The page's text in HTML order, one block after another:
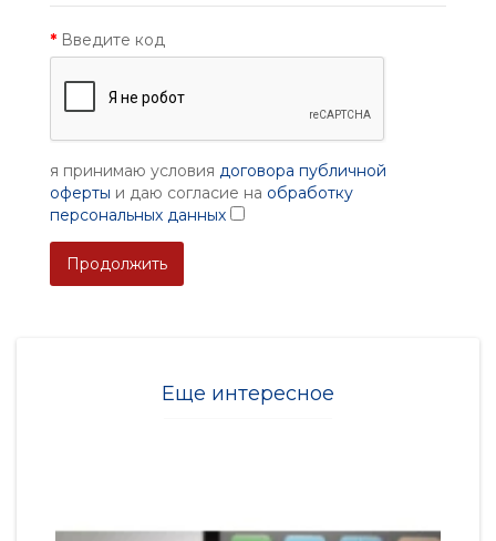
Введите код
я принимаю условия договора публичной
оферты и даю согласие на обработку
персональных данных
Продолжить
Еще интересное